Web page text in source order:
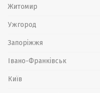
Житомир
Ужгород
Запоріжжя
Івано-Франківськ
Київ